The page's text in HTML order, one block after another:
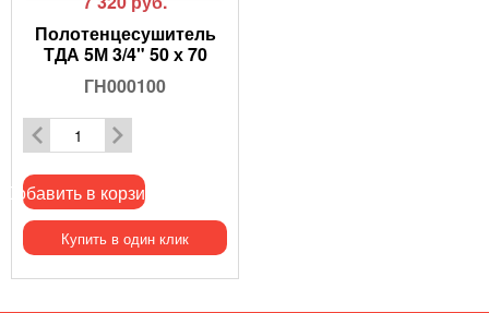
Полотенцесушитель
ТДА 5М 3/4" 50 х 70
ГН000100
Добавить в корзину
Купить в один клик